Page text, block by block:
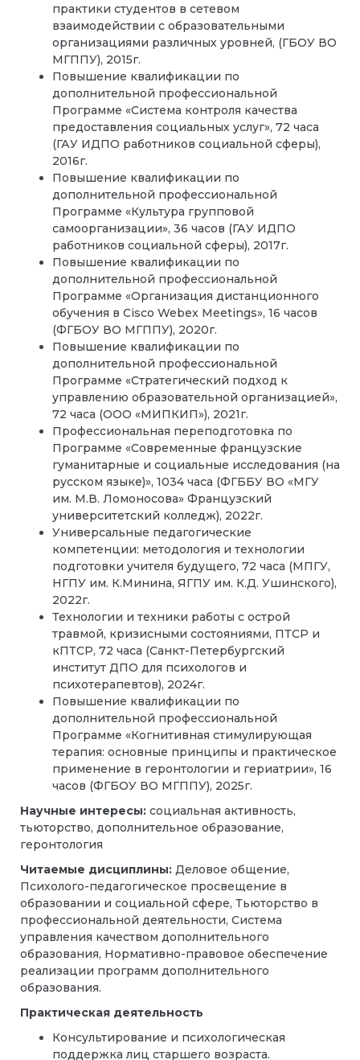
практики студентов в сетевом
взаимодействии с образовательными
организациями различных уровней, (ГБОУ ВО
МГППУ), 2015г.
Повышение квалификации по
дополнительной профессиональной
Программе «Система контроля качества
предоставления социальных услуг», 72 часа
(ГАУ ИДПО работников социальной сферы),
2016г.
Повышение квалификации по
дополнительной профессиональной
Программе «Культура групповой
самоорганизации», 36 часов (ГАУ ИДПО
работников социальной сферы), 2017г.
Повышение квалификации по
дополнительной профессиональной
Программе «Организация дистанционного
обучения в Cisco Webex Meetings», 16 часов
(ФГБОУ ВО МГППУ), 2020г.
Повышение квалификации по
дополнительной профессиональной
Программе «Стратегический подход к
управлению образовательной организацией»,
72 часа (ООО «МИПКИП»), 2021г.
Профессиональная переподготовка по
Программе «Современные французские
гуманитарные и социальные исследования (на
русском языке)», 1034 часа (ФГББУ ВО «МГУ
им. М.В. Ломоносова» Французский
университетский колледж), 2022г.
Универсальные педагогические
компетенции: методология и технологии
подготовки учителя будущего, 72 часа (МПГУ,
НГПУ им. К.Минина, ЯГПУ им. К.Д. Ушинского),
2022г.
Технологии и техники работы с острой
травмой, кризисными состояниями, ПТСР и
кПТСР, 72 часа (Санкт-Петербургский
институт ДПО для психологов и
психотерапевтов), 2024г.
Повышение квалификации по
дополнительной профессиональной
Программе «Когнитивная стимулирующая
терапия: основные принципы и практическое
применение в геронтологии и гериатрии», 16
часов (ФГБОУ ВО МГППУ), 2025г.
Научные интересы: социальная активность,
тьюторство, дополнительное образование,
геронтология
Читаемые дисциплины: Деловое общение,
Психолого-педагогическое просвещение в
образовании и социальной сфере, Тьюторство в
профессиональной деятельности, Система
управления качеством дополнительного
образования, Нормативно-правовое обеспечение
реализации программ дополнительного
образования.
Практическая деятельность
Консультирование и психологическая
поддержка лиц старшего возраста.